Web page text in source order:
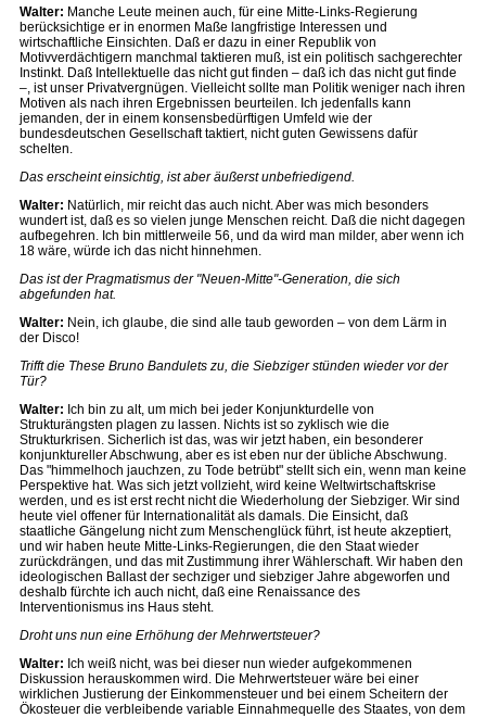
Walter: Manche Leute meinen auch, für eine Mitte-Links-Regierung
berücksichtige er in enormen Maße langfristige Interessen und
wirtschaftliche Einsichten. Daß er dazu in einer Republik von
Motivverdächtigern manchmal taktieren muß, ist ein politisch sachgerechter
Instinkt. Daß Intellektuelle das nicht gut finden – daß ich das nicht gut finde
–, ist unser Privatvergnügen. Vielleicht sollte man Politik weniger nach ihren
Motiven als nach ihren Ergebnissen beurteilen. Ich jedenfalls kann
jemanden, der in einem konsensbedürftigen Umfeld wie der
bundesdeutschen Gesellschaft taktiert, nicht guten Gewissens dafür
schelten.
Das erscheint einsichtig, ist aber äußerst unbefriedigend.
Walter: Natürlich, mir reicht das auch nicht. Aber was mich besonders
wundert ist, daß es so vielen junge Menschen reicht. Daß die nicht dagegen
aufbegehren. Ich bin mittlerweile 56, und da wird man milder, aber wenn ich
18 wäre, würde ich das nicht hinnehmen.
Das ist der Pragmatismus der "Neuen-Mitte"-Generation, die sich
abgefunden hat.
Walter: Nein, ich glaube, die sind alle taub geworden – von dem Lärm in
der Disco!
Trifft die These Bruno Bandulets zu, die Siebziger stünden wieder vor der
Tür?
Walter: Ich bin zu alt, um mich bei jeder Konjunkturdelle von
Strukturängsten plagen zu lassen. Nichts ist so zyklisch wie die
Strukturkrisen. Sicherlich ist das, was wir jetzt haben, ein besonderer
konjunktureller Abschwung, aber es ist eben nur der übliche Abschwung.
Das "himmelhoch jauchzen, zu Tode betrübt" stellt sich ein, wenn man keine
Perspektive hat. Was sich jetzt vollzieht, wird keine Weltwirtschaftskrise
werden, und es ist erst recht nicht die Wiederholung der Siebziger. Wir sind
heute viel offener für Internationalität als damals. Die Einsicht, daß
staatliche Gängelung nicht zum Menschenglück führt, ist heute akzeptiert,
und wir haben heute Mitte-Links-Regierungen, die den Staat wieder
zurückdrängen, und das mit Zustimmung ihrer Wählerschaft. Wir haben den
ideologischen Ballast der sechziger und siebziger Jahre abgeworfen und
deshalb fürchte ich auch nicht, daß eine Renaissance des
Interventionismus ins Haus steht.
Droht uns nun eine Erhöhung der Mehrwertsteuer?
Walter: Ich weiß nicht, was bei dieser nun wieder aufgekommenen
Diskussion herauskommen wird. Die Mehrwertsteuer wäre bei einer
wirklichen Justierung der Einkommensteuer und bei einem Scheitern der
Ökosteuer die verbleibende variable Einnahmequelle des Staates, von dem